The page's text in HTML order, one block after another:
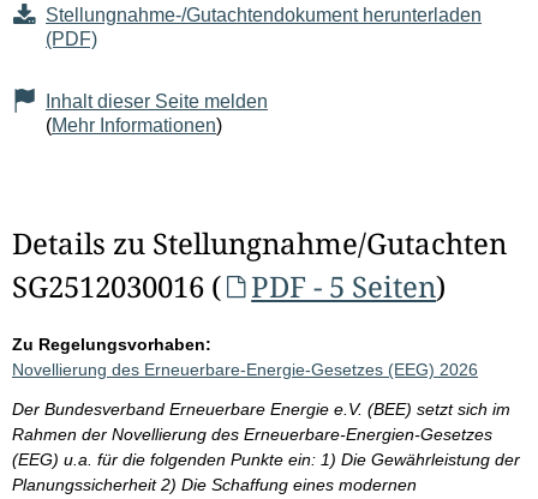
Stellungnahme-/Gutachtendokument herunterladen
(PDF)
Inhalt dieser Seite melden
(Mehr Informationen)
Details zu Stellungnahme/Gutachten
SG2512030016 (
PDF - 5 Seiten)
Zu Regelungsvorhaben:
Novellierung des Erneuerbare-Energie-Gesetzes (EEG) 2026
Der Bundesverband Erneuerbare Energie e.V. (BEE) setzt sich im
Rahmen der Novellierung des Erneuerbare-Energien-Gesetzes
(EEG) u.a. für die folgenden Punkte ein: 1) Die Gewährleistung der
Planungssicherheit 2) Die Schaffung eines modernen